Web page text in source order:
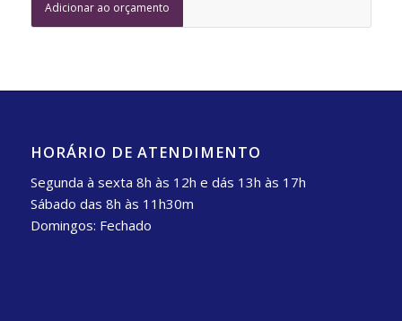
Adicionar ao orçamento
HORÁRIO DE ATENDIMENTO
Segunda à sexta 8h às 12h e dás 13h às 17h
Sábado das 8h às 11h30m
Domingos: Fechado